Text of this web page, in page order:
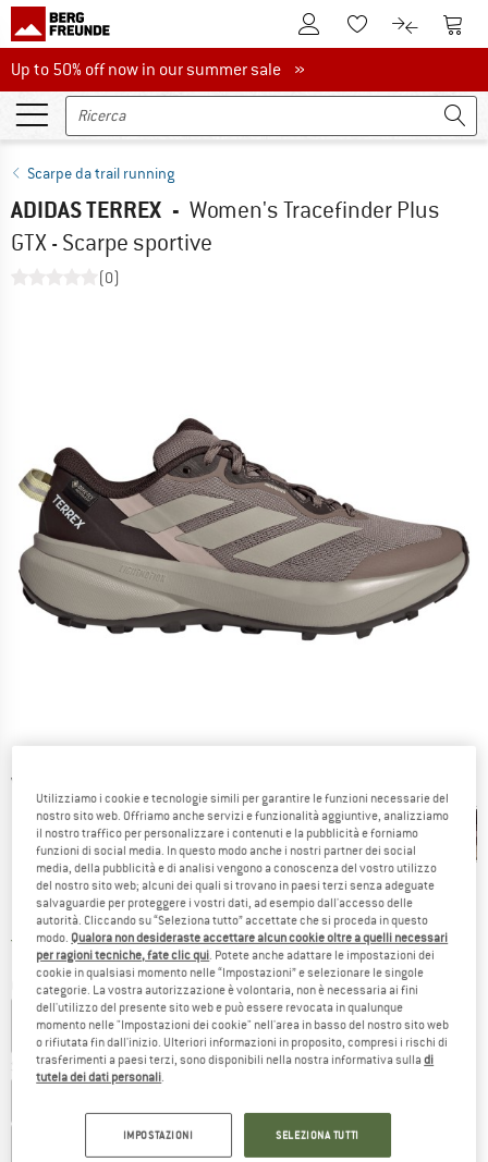
Al conto clienteAlla lista
Al Al
Up to 50% off now in our summer sale
Up to 50% off now in our summer sale »
Scarpe da trail running
ADIDAS TERREX - Women's Tracefinder Plus
GTX - Scarpe sportive
(0)
Viste dettagliate
Novità
Prezzo:
119,95€ incl. IVA
Nessuna spesa di spedizione(IT)Italia. Informazioni sui
Colore:Trace Brown / Light Brown / Aurora Coffee
Scegli la taglia:
Utilizziamo i cookie e tecnologie simili per garantire le funzioni necessarie del
nostro sito web. Offriamo anche servizi e funzionalità aggiuntive, analizziamo
il nostro traffico per personalizzare i contenuti e la pubblicità e forniamo
funzioni di social media. In questo modo anche i nostri partner dei social
media, della pubblicità e di analisi vengono a conoscenza del vostro utilizzo
del nostro sito web; alcuni dei quali si trovano in paesi terzi senza adeguate
salvaguardie per proteggere i vostri dati, ad esempio dall'accesso delle
autorità. Cliccando su “Seleziona tutto” accettate che si proceda in questo
modo. Qualora non desideraste accettare alcun cookie oltre a quelli necessari
per ragioni tecniche, fate clic qui . Potete anche adattare le impostazioni dei
cookie in qualsiasi momento nelle “Impostazioni” e selezionare le singole
categorie. La vostra autorizzazione è volontaria, non è necessaria ai fini
dell'utilizzo del presente sito web e può essere revocata in qualunque
momento nelle "Impostazioni dei cookie" nell'area in basso del nostro sito web
o rifiutata fin dall'inizio. Ulteriori informazioni in proposito, compresi i rischi di
trasferimenti a paesi terzi, sono disponibili nella nostra informativa sulladi
tutela dei dati personali
IMPOSTAZIONI SELEZIONA TUTTI